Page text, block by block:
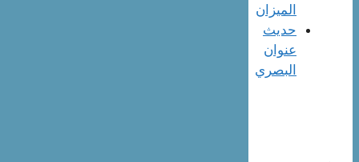
الميزان
حديث
عنوان
البصري